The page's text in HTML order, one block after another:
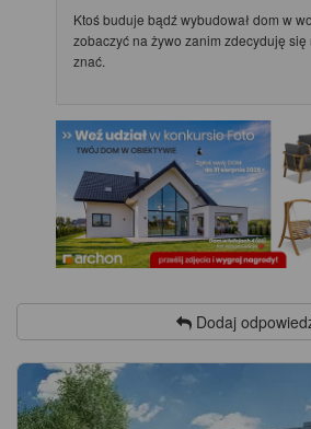
Ktoś buduje bądź wybudował dom w
zobaczyć na żywo zanim zdecyduję
znać.
Dodaj